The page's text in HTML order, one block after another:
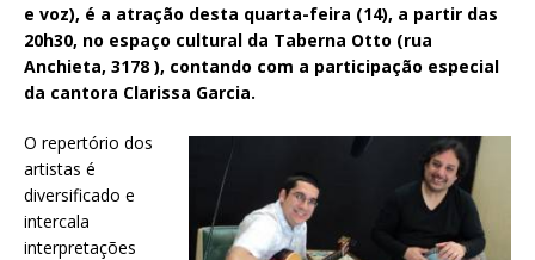
e voz), é a atração desta quarta-feira (14), a partir das
20h30, no espaço cultural da Taberna Otto (rua
Anchieta, 3178 ), contando com a participação especial
da cantora Clarissa Garcia.
O repertório dos
artistas é
diversificado e
intercala
interpretações